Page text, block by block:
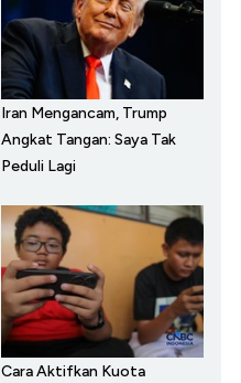
Iran Mengancam, Trump
Angkat Tangan: Saya Tak
Peduli Lagi
Cara Aktifkan Kuota